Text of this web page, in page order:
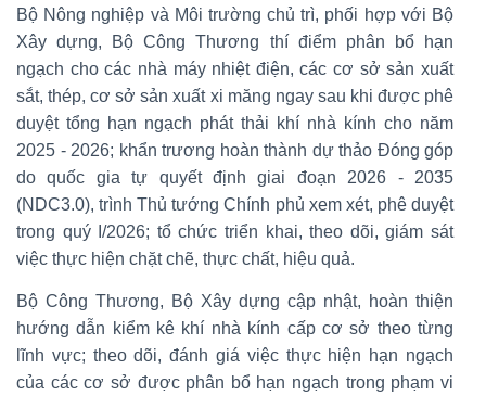
Bộ Nông nghiệp và Môi trường chủ trì, phối hợp với Bộ
Xây dựng, Bộ Công Thương thí điểm phân bổ hạn
ngạch cho các nhà máy nhiệt điện, các cơ sở sản xuất
sắt, thép, cơ sở sản xuất xi măng ngay sau khi được phê
duyệt tổng hạn ngạch phát thải khí nhà kính cho năm
2025 - 2026; khẩn trương hoàn thành dự thảo Đóng góp
do quốc gia tự quyết định giai đoạn 2026 - 2035
(NDC3.0), trình Thủ tướng Chính phủ xem xét, phê duyệt
trong quý I/2026; tổ chức triển khai, theo dõi, giám sát
việc thực hiện chặt chẽ, thực chất, hiệu quả.
Bộ Công Thương, Bộ Xây dựng cập nhật, hoàn thiện
hướng dẫn kiểm kê khí nhà kính cấp cơ sở theo từng
lĩnh vực; theo dõi, đánh giá việc thực hiện hạn ngạch
của các cơ sở được phân bổ hạn ngạch trong phạm vi